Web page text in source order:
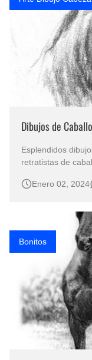
Dibujos de
Esplendidos
retratistas de caballos en
de Caballos Famosos:
Enero 02, 2024
Bonitos